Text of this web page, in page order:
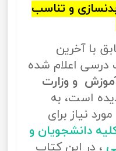
و تناسب
با آخرین
اعلام شده
و وزارت
است، به
نیاز برای
دانشجویان و
، در این کتاب